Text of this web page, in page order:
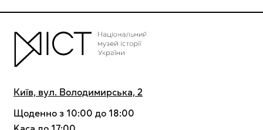
Київ, вул. Володимирська, 2
Щоденно з 10:00 до 18:00